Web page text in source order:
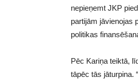
nepieņemt JKP
partijām jāvienojas
politikas
Pēc Kariņa teiktā,
tāpēc tās jāturpina.